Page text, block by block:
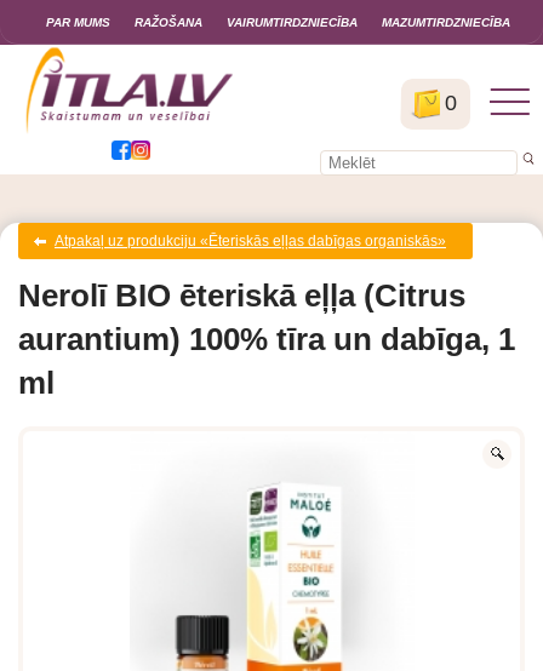
0
PAR MUMS RAŽOŠANA VAIRUMTIRDZNIECĪBA MAZUMTIRDZNIECĪBA
Atpakaļ uz produkciju «Ēteriskās eļļas dabīgas organiskās»
Nerolī BIO ēteriskā eļļa (Citrus
aurantium) 100% tīra un dabīga, 1
ml